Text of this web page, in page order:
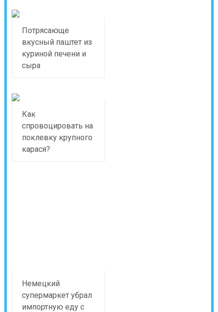
Потрясающе
вкусный паштет из
куриной печени и
сыра
Как
спровоцировать на
поклевку крупного
карася?
Немецкий
супермаркет убрал
импортную еду с